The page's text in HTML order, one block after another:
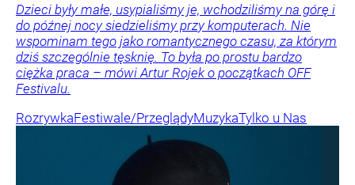
Dzieci były małe, usypialiśmy je, wchodziliśmy na górę i
do późnej nocy siedzieliśmy przy komputerach. Nie
wspominam tego jako romantycznego czasu, za którym
dziś szczególnie tęsknię. To była po prostu bardzo
ciężka praca – mówi Artur Rojek o początkach OFF
Festivalu.
RozrywkaFestiwale/PrzeglądyMuzykaTylko u Nas